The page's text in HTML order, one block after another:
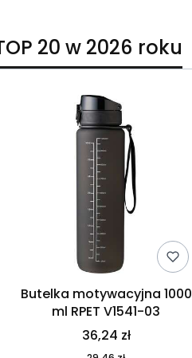
20 w 2026 roku
Butelka motywacyjna 1000
ml RPET V1541-03
36,24 zł